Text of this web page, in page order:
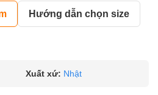
Hướng dẫn chọn size
Xuất xứ: Nhật